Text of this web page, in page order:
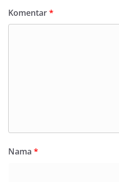
Komentar*
Nama *